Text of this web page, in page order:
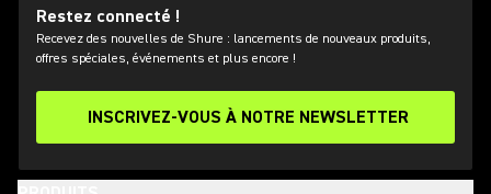
Restez connecté !
Recevez des nouvelles de Shure : lancements de nouveaux produits,
offres spéciales, événements et plus encore !
INSCRIVEZ-VOUS À NOTRE NEWSLETTER